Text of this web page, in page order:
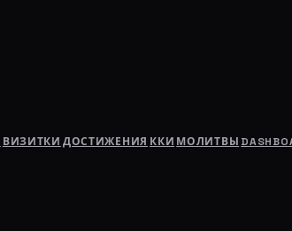
ВИЗИТКИ ДОСТИЖЕНИЯ ККИ МОЛИТВЫ